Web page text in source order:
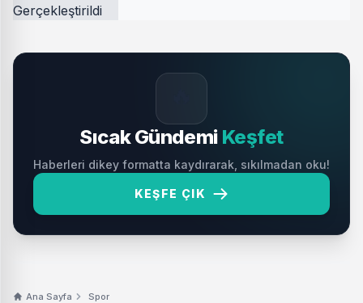
Sıcak Gündemi Keşfet
Haberleri dikey formatta kaydırarak, sıkılmadan oku!
KEŞFE ÇIK
Ana Sayfa Spor